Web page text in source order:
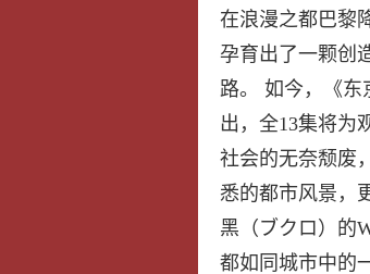
在浪漫之都巴黎
孕育出了一颗创
路。 如今，《东
出，全13集将为
社会的无奈颓废
悉的都市风景，
黑（ブクロ）的
都如同城市中的